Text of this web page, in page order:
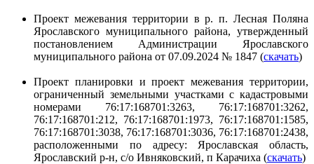
Проект межевания территории в р. п. Лесная Поляна
Ярославского муниципального района, утвержденный
постановлением Администрации Ярославского
муниципального района от 07.09.2024 № 1847 (скачать)
Проект планировки и проект межевания территории,
ограниченный земельными участками с кадастровыми
номерами 76:17:168701:3263, 76:17:168701:3262,
76:17:168701:212, 76:17:168701:1973, 76:17:168701:1585,
76:17:168701:3038, 76:17:168701:3036, 76:17:168701:2438,
расположенными по адресу: Ярославская область,
Ярославский р-н, с/о Ивняковский, п Карачиха (скачать)